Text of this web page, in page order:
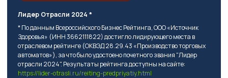
Лидер Отрасли 2024 *
* По данным Всероссийского Бизнес Рейтинга, ООО «Источник
Здоровья» (ИНН 3662111822) достигло лидирующего места в
отраслевом рейтинге (ОКВЭД 28.29.43 «Производство торговых
автоматов»), за что было удостоено почетного звания "Лидер
отрасли 2024". Результаты рейтинга доступны на сайте:
https://lider-otrasli.ru/reiting-predpriyatiy.html